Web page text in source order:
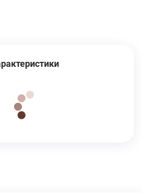
трикотажное полотно – гарантия
Забавный рисунок «бежевые